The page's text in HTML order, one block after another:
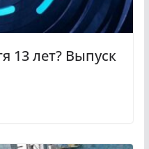
13 лет? Выпуск